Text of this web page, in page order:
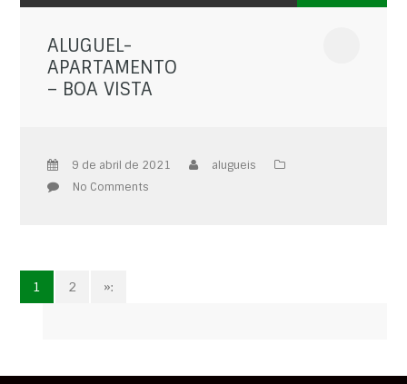
ALUGUEL-
APARTAMENTO
– BOA VISTA
9 de abril de 2021
alugueis
No Comments
1 2 »: